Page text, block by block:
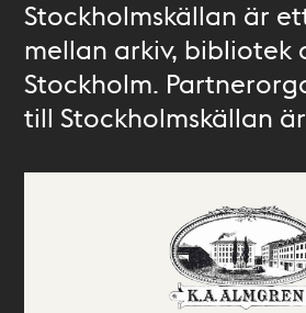
Stockholmskällan är
mellan arkiv, bibliotek
Stockholm.
till Stockholmskällan